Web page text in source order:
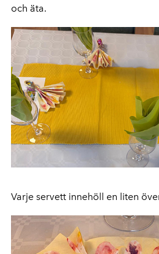
och äta.
Varje servett innehöll en liten